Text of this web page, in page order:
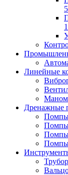
Линейные
Дренажные